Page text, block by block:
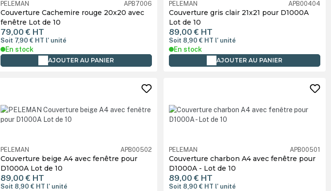
PELEMAN APB7006
Couverture Cachemire rouge 20x20 avec
fenêtre Lot de 10
79,00 € HT
Soit 7,90 € HT l' unité
En stock
AJOUTER AU PANIER
PELEMAN APB00404
Couverture gris clair 21x21 pour D1000A
Lot de 10
89,00 € HT
Soit 8,90 € HT l' unité
En stock
AJOUTER AU PANIER
PELEMAN APB00502
Couverture beige A4 avec fenêtre pour
D1000A Lot de 10
89,00 € HT
Soit 8,90 € HT l' unité
PELEMAN APB00501
Couverture charbon A4 avec fenêtre pour
D1000A - Lot de 10
89,00 € HT
Soit 8,90 € HT l' unité